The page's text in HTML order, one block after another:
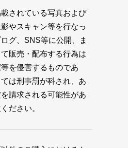
されている写真および
やスキャン等を行なっ
グ、SNS等に公開、ま
販売・配布する行為は
を侵害するものであ
は刑事罰が科され、あ
請求される可能性があ
ださい。